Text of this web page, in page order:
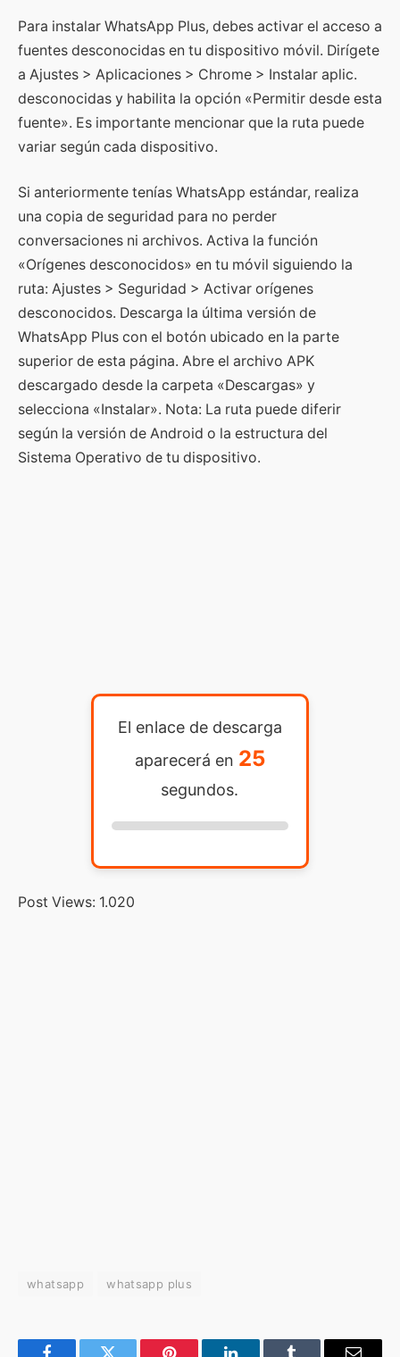
Para instalar WhatsApp Plus, debes activar el acceso a
fuentes desconocidas en tu dispositivo móvil. Dirígete
a Ajustes > Aplicaciones > Chrome > Instalar aplic.
desconocidas y habilita la opción «Permitir desde esta
fuente». Es importante mencionar que la ruta puede
variar según cada dispositivo.
Si anteriormente tenías WhatsApp estándar, realiza
una copia de seguridad para no perder
conversaciones ni archivos. Activa la función
«Orígenes desconocidos» en tu móvil siguiendo la
ruta: Ajustes > Seguridad > Activar orígenes
desconocidos. Descarga la última versión de
WhatsApp Plus con el botón ubicado en la parte
superior de esta página. Abre el archivo APK
descargado desde la carpeta «Descargas» y
selecciona «Instalar». Nota: La ruta puede diferir
según la versión de Android o la estructura del
Sistema Operativo de tu dispositivo.
El enlace de descarga
aparecerá en 25
segundos.
Post Views: 1.020
whatsapp whatsapp plus